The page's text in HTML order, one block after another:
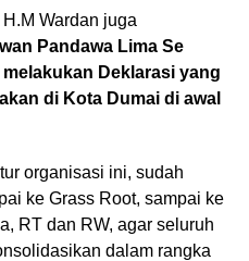
Wardan juga
Pandawa Lima Se
Deklarasi yang
di Kota Dumai di awal
organisasi ini, sudah
ke Grass Root, sampai ke
RT dan RW, agar seluruh
dalam rangka